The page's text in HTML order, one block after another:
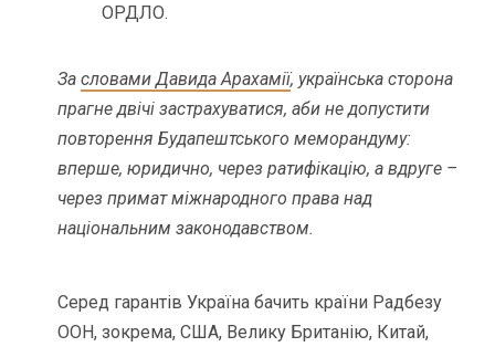
ОРДЛО.
Засловами Давида Арахамії, українська сторона
прагне двічі застрахуватися, аби не допустити
повторення Будапештського меморандуму:
вперше, юридично, через ратифікацію, а вдруге –
через примат міжнародного права над
національним законодавством.
Серед гарантів Україна бачить країни Радбезу
ООН, зокрема, США, Велику Британію, Китай,